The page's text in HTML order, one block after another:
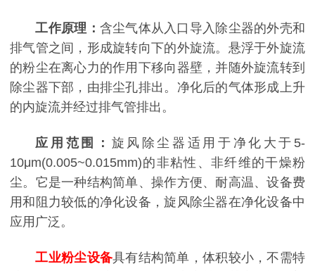
工作原理： 含尘气体从入口导入除尘器的外壳和
排气管之间，形成旋转向下的外旋流。悬浮于外旋流
的粉尘在离心力的作用下移向器壁，并随外旋流转到
除尘器下部，由排尘孔排出。净化后的气体形成上升
的内旋流并经过排气管排出。
应用范围： 旋风除尘器适用于净化大于5-
10μm(0.005~0.015mm)的非粘性、非纤维的干燥粉
尘。它是一种结构简单、操作方便、耐高温、设备费
用和阻力较低的净化设备，旋风除尘器在净化设备中
应用广泛。
工业粉尘设备具有结构简单，体积较小，不需特